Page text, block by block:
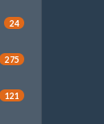
24
275
121